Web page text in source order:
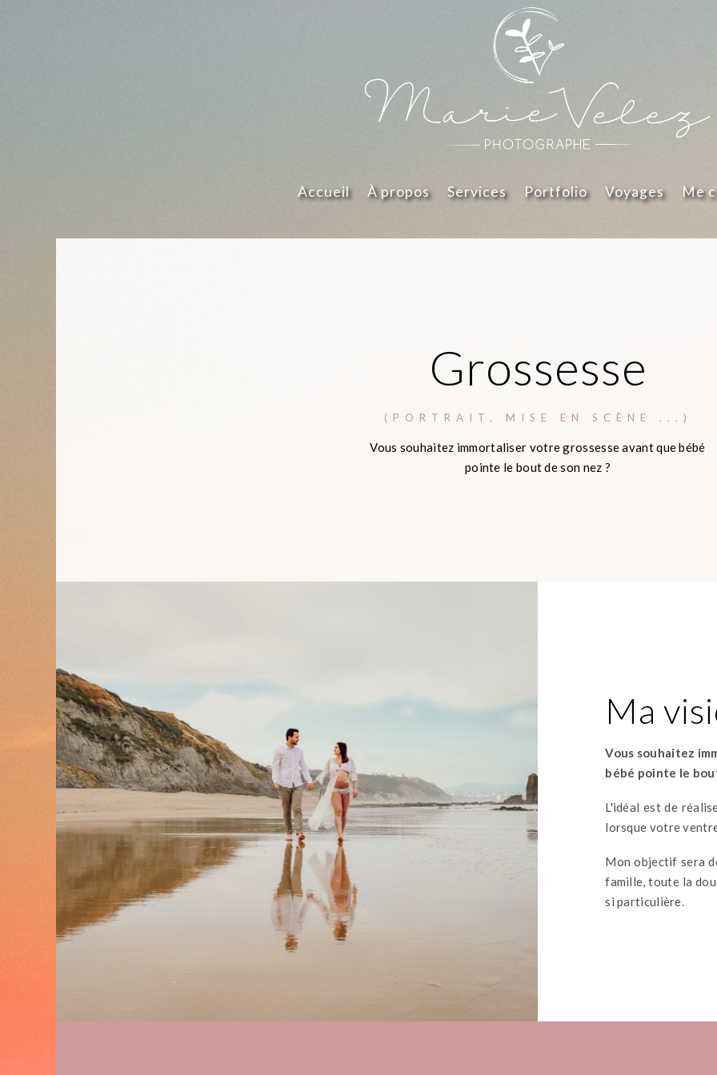
Accueil À propos Services Portfolio Voyages Me
Grossesse
(PORTRAIT, MISE EN SCÈNE ...)
Vous souhaitez immortaliser votre grossesse avant que bébé
pointe le bout de son nez ?
Ma
Vous souhaitez
bébé pointe le
L'idéal est de
lorsque votre
Mon objectif sera
famille, toute la
si particulière.